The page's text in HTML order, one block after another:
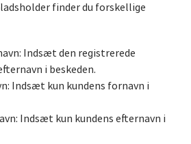
finder du forskellige
Indsæt den registrerede
i beskeden.
Indsæt kun kundens fornavn i
Indsæt kun kundens efternavn i